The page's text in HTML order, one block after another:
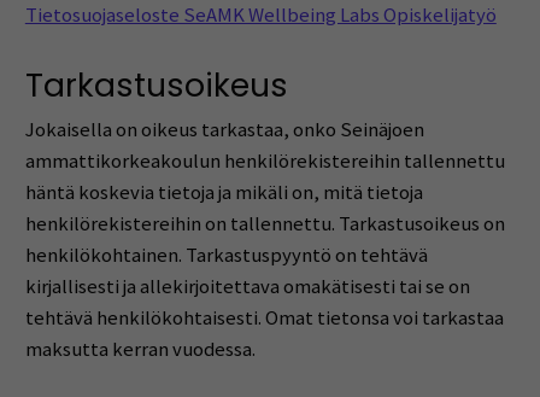
Tietosuojaseloste SeAMK Wellbeing Labs Opiskelijatyö
Tarkastusoikeus
Jokaisella on oikeus tarkastaa, onko Seinäjoen
ammattikorkeakoulun henkilörekistereihin tallennettu
häntä koskevia tietoja ja mikäli on, mitä tietoja
henkilörekistereihin on tallennettu. Tarkastusoikeus on
henkilökohtainen. Tarkastuspyyntö on tehtävä
kirjallisesti ja allekirjoitettava omakätisesti tai se on
tehtävä henkilökohtaisesti. Omat tietonsa voi tarkastaa
maksutta kerran vuodessa.